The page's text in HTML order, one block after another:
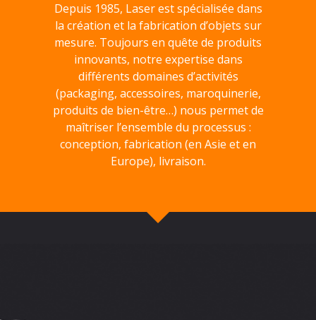
Depuis 1985, Laser est spécialisée dans
la création et la fabrication d’objets sur
mesure. Toujours en quête de produits
innovants, notre expertise dans
différents domaines d’activités
(packaging, accessoires, maroquinerie,
produits de bien-être…) nous permet de
maîtriser l’ensemble du processus :
conception, fabrication (en Asie et en
Europe), livraison.